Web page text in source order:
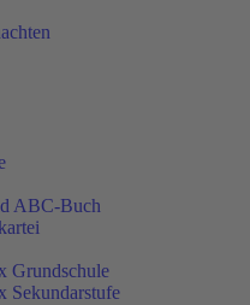
ABC-Buch
Grundschule
Sekundarstufe